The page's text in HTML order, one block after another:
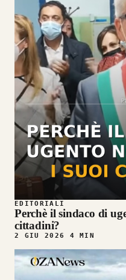
EDITORIALI
Perchè il sindaco di
cittadini?
2 GIU 2026 4 MIN